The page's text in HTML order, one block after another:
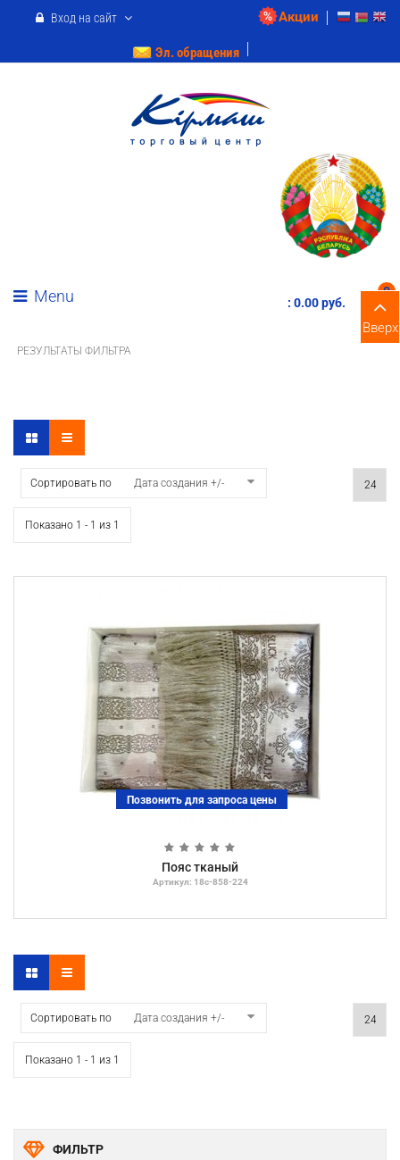
Акции
Вход на сайт
Эл. обращения
Menu
0
: 0.00 pуб.
РЕЗУЛЬТАТЫ ФИЛЬТРА
Сортировать по Дата создания +/-
Показано 1 - 1 из 1
Пояс тканый
Артикул: 18с-858-224
Позвонить для запроса цены
Сортировать по Дата создания +/-
Показано 1 - 1 из 1
ФИЛЬТР
Вверх